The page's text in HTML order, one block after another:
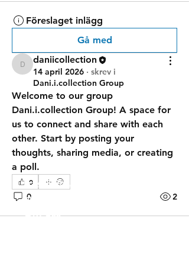
Föreslaget inlägg
Gå med
daniicollection
daniicollection
14 april 2026 · skrev i
Dani.i.collection Group
Dani.i.collection Group! A space for
us to connect and share with each
other. Start by posting your
thoughts, sharing media, or creating
a poll.
0
0 2
Frakt & Returer
Hur beställer jag?
Om oss